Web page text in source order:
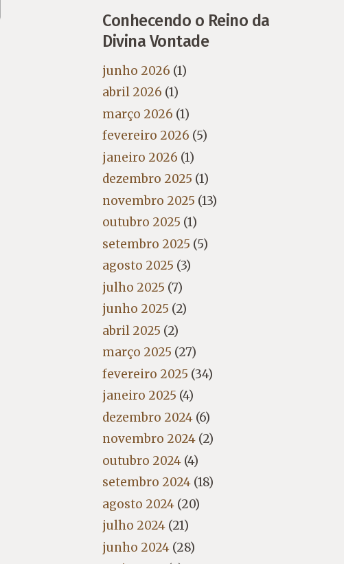
Conhecendo o Reino da
Divina Vontade
junho 2026 (1)
abril 2026 (1)
março 2026 (1)
fevereiro 2026 (5)
janeiro 2026 (1)
dezembro 2025 (1)
novembro 2025 (13)
outubro 2025 (1)
setembro 2025 (5)
agosto 2025 (3)
julho 2025 (7)
junho 2025 (2)
abril 2025 (2)
março 2025 (27)
fevereiro 2025 (34)
janeiro 2025 (4)
dezembro 2024(6)
novembro 2024(2)
outubro 2024(4)
setembro 2024(18)
agosto 2024(20)
julho 2024(21)
junho 2024(28)